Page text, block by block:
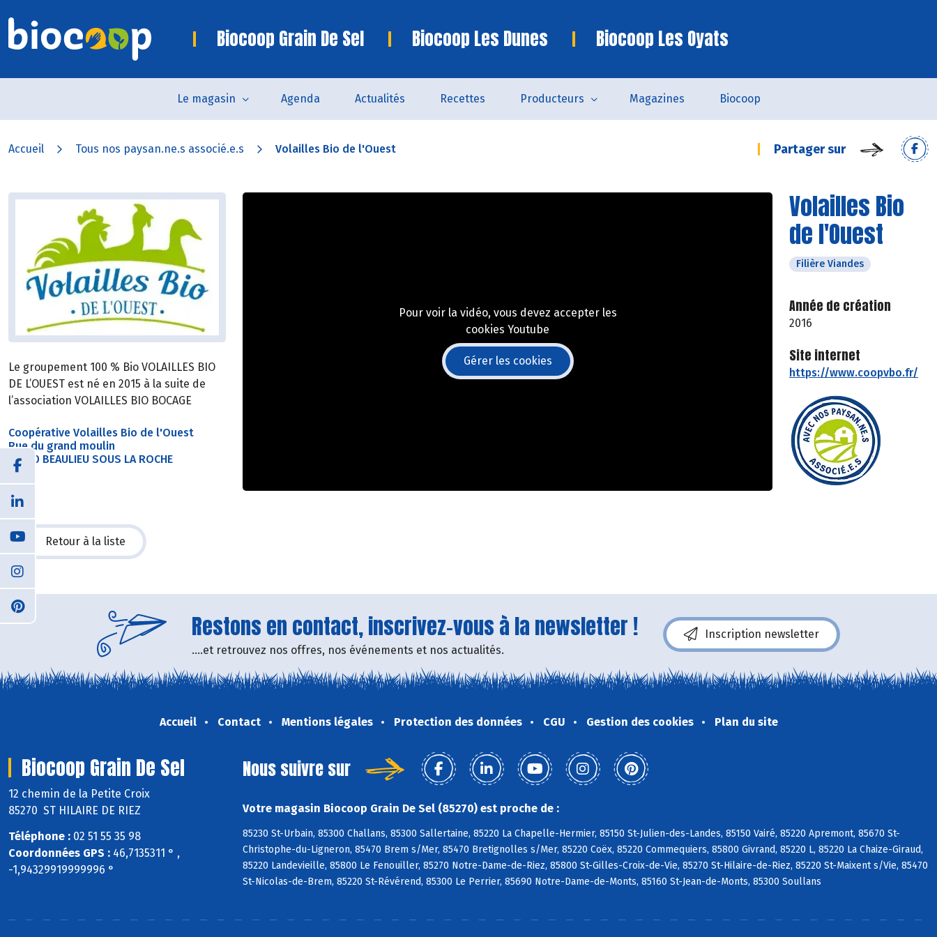
Biocoop Grain De Sel Biocoop Les Dunes Biocoop Les Oyats
Le magasin Agenda Actualités Recettes Producteurs Magazines Biocoop
Accueil Tous nos paysan.ne.s associé.e.s Volailles Bio de l'Ouest Partager sur
Volailles Bio
de l'Ouest
Filière Viandes
Année de création
2016
Site internet
https://www.coopvbo.fr/
Le groupement 100 % Bio VOLAILLES BIO
DE L’OUEST est né en 2015 à la suite de
l’association VOLAILLES BIO BOCAGE
Coopérative Volailles Bio de l'Ouest
Rue du grand moulin
85190 BEAULIEU SOUS LA ROCHE
Pour voir la vidéo, vous devez accepter les
cookies Youtube
Gérer les cookies
Retour à la liste
Restons en contact, inscrivez-vous à la newsletter !
....et retrouvez nos offres, nos événements et nos actualités.
Inscription newsletter
Accueil Contact Mentions légales Protection des données CGU Gestion des cookies Plan du site
Biocoop Grain De Sel
12 chemin de la Petite Croix
85270 ST HILAIRE DE RIEZ
Téléphone : 02 51 55 35 98
Coordonnées GPS : 46,7135311 ° ,
-1,94329919999996 °
Nous suivre sur
Votre magasin Biocoop Grain De Sel (85270) est proche de :
85230 St-Urbain, 85300 Challans, 85300 Sallertaine, 85220 La Chapelle-Hermier, 85150 St-Julien-des-Landes, 85150 Vairé, 85220 Apremont, 85670 St-
Christophe-du-Ligneron, 85470 Brem s/Mer, 85470 Bretignolles s/Mer, 85220 Coëx, 85220 Commequiers, 85800 Givrand, 85220 L, 85220 La Chaize-Giraud,
85220 Landevieille, 85800 Le Fenouiller, 85270 Notre-Dame-de-Riez, 85800 St-Gilles-Croix-de-Vie, 85270 St-Hilaire-de-Riez, 85220 St-Maixent s/Vie, 85470
St-Nicolas-de-Brem, 85220 St-Révérend, 85300 Le Perrier, 85690 Notre-Dame-de-Monts, 85160 St-Jean-de-Monts, 85300 Soullans